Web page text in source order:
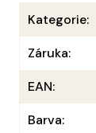
Kategorie:
Záruka:
EAN:
Barva: